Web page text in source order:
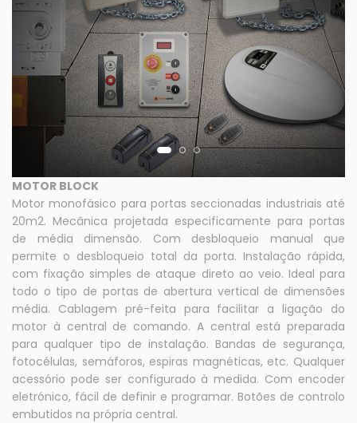
MOTOR BLOCK
Motor monofásico para portas seccionadas industriais até
20m2. Mecânica projetada especificamente para portas
de média dimensão. Com desbloqueio manual que
permite o desbloqueio total da porta. Instalação rápida,
com fixação simples de ataque direto ao veio. Ideal para
todo o tipo de portas de abertura vertical de dimensões
média. Cablagem pré-feita para facilitar a ligação do
motor à central de comando. A central está preparada
para qualquer tipo de instalação. Bandas de segurança,
fotocélulas, semáforos, espiras magnéticas, etc. Qualquer
acessório pode ser configurado à medida. Com encoder
eletrónico, fácil de definir e programar. Botões de controlo
embutidos na própria central.